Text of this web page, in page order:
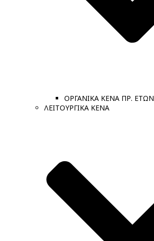
ΟΡΓΑΝΙΚΑ ΚΕΝΑ ΠΡ. ΕΤΩΝ
ΛΕΙΤΟΥΡΓΙΚΑ ΚΕΝΑ